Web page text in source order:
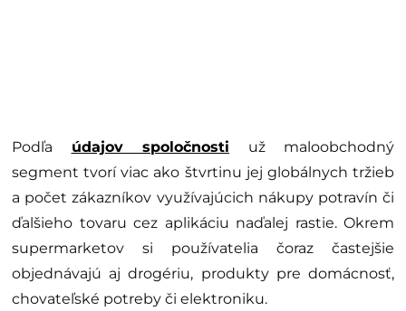
Podľa údajov spoločnosti už maloobchodný
segment tvorí viac ako štvrtinu jej globálnych tržieb
a počet zákazníkov využívajúcich nákupy potravín či
ďalšieho tovaru cez aplikáciu naďalej rastie. Okrem
supermarketov si používatelia čoraz častejšie
objednávajú aj drogériu, produkty pre domácnosť,
chovateľské potreby či elektroniku.